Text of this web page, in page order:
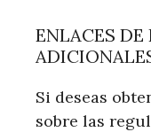
ENLACES DE
Si deseas
sobre las